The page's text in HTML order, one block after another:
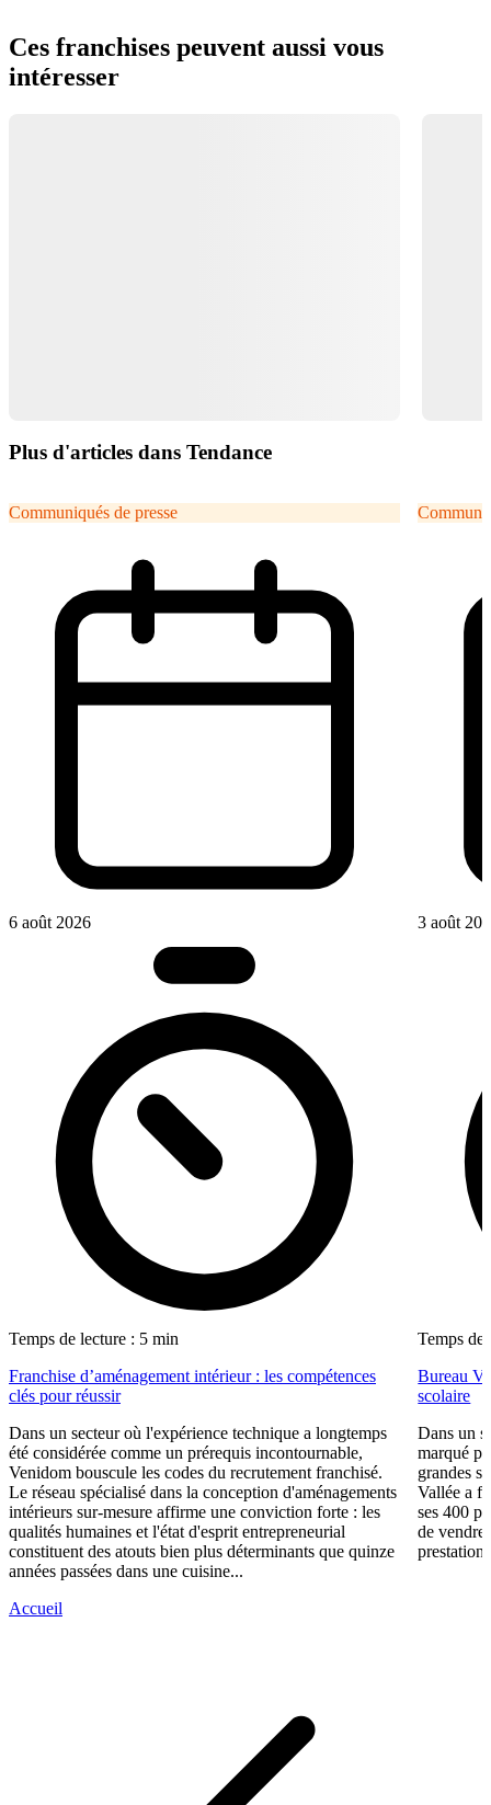
Ces franchises peuvent aussi vous
intéresser
Plus d'articles dans Tendance
Communiqués de presse
6 août 2026
Temps de lecture : 5 min
Franchise d’aménagement intérieur : les compétences
clés pour réussir
Dans un secteur où l'expérience technique a longtemps
été considérée comme un prérequis incontournable,
Venidom bouscule les codes du recrutement franchisé.
Le réseau spécialisé dans la conception d'aménagements
intérieurs sur-mesure affirme une conviction forte : les
qualités humaines et l'état d'esprit entrepreneurial
constituent des atouts bien plus déterminants que quinze
années passées dans une cuisine...
3 août
Temps de
Bureau
scolaire
Dans un
marqué
grandes
Vallée a
ses 400
de vendre
Accueil